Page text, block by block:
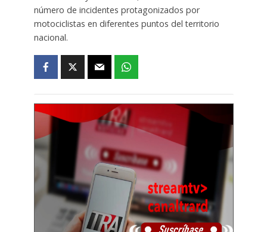
número de incidentes protagonizados por
motociclistas en diferentes puntos del territorio
nacional.